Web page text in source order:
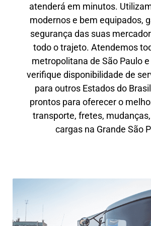
atenderá em minutos.
modernos e bem equipados,
segurança das suas
todo o trajeto. Atendemos
metropolitana de São Paulo e
verifique disponibilidade de
para outros Estados do
prontos para oferecer o
transporte, fretes,
cargas na Grande São